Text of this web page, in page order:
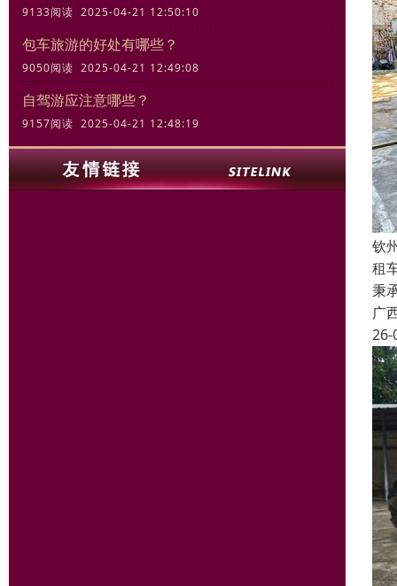
9133阅读 2025-04-21 12:50:10
包车旅游的好处有哪些？
9050阅读 2025-04-21 12:49:08
自驾游应注意哪些？
9157阅读 2025-04-21 12:48:19
钦
租
秉
广
26-